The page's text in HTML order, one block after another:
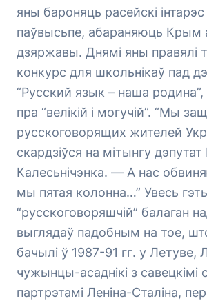
яны бароняць расейскі
паўвысьпе, абараняюць Крым
дзяржавы. Днямі яны правялі
конкурс для школьнікаў пад
“Русский язык – наша
пра “велікій і могучій”. “Мы
русскоговорящих жителей
скардзіўся на мітынгу
Калесьнічэнка. — А нас
мы пятая колонна…” Увесь
“русскоговоряшчій” балаган
выглядаў падобным на тое,
бачылі ў 1987-91 гг. у Летуве,
чужынцы-асаднікі з савецкімі
партрэтамі Леніна-Сталіна,